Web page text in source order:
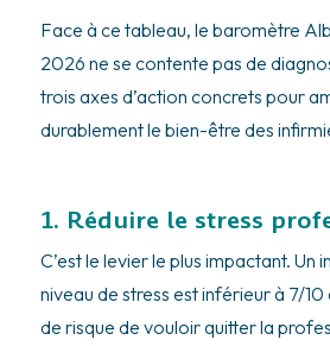
Face à ce tableau, le baromètre
2026 ne se contente pas de
trois axes d’action concrets pour
durablement le bien-être des
1. Réduire le stress
C’est le levier le plus impactant. Un
niveau de stress est inférieur à 7/
de risque de vouloir quitter la